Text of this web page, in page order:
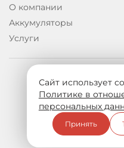
О компании
Аккумуляторы
Услуги
Политика в
Согласие на
Сайт использует
Политике в
персональных
Принять